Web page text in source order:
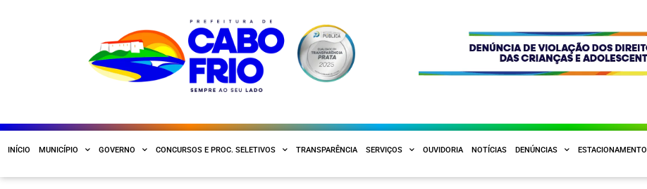
INÍCIO MUNICÍPIO GOVERNO CONCURSOS E PROC. SELETIVOS TRANSPARÊNCIA SERVIÇOS OUVIDORIA NOTÍCIAS DENÚNCIAS ESTACIONAMENTO